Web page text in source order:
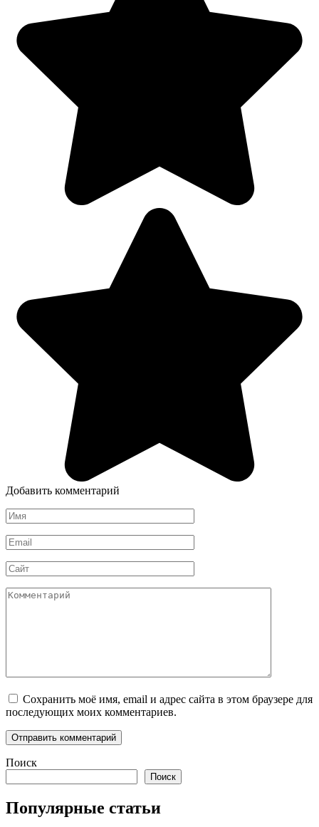
Добавить комментарий
Имя
*
Email
*
Сайт
Комментарий
Сохранить моё имя, email и адрес сайта в этом браузере для
последующих моих комментариев.
Поиск
Поиск
Популярные статьи